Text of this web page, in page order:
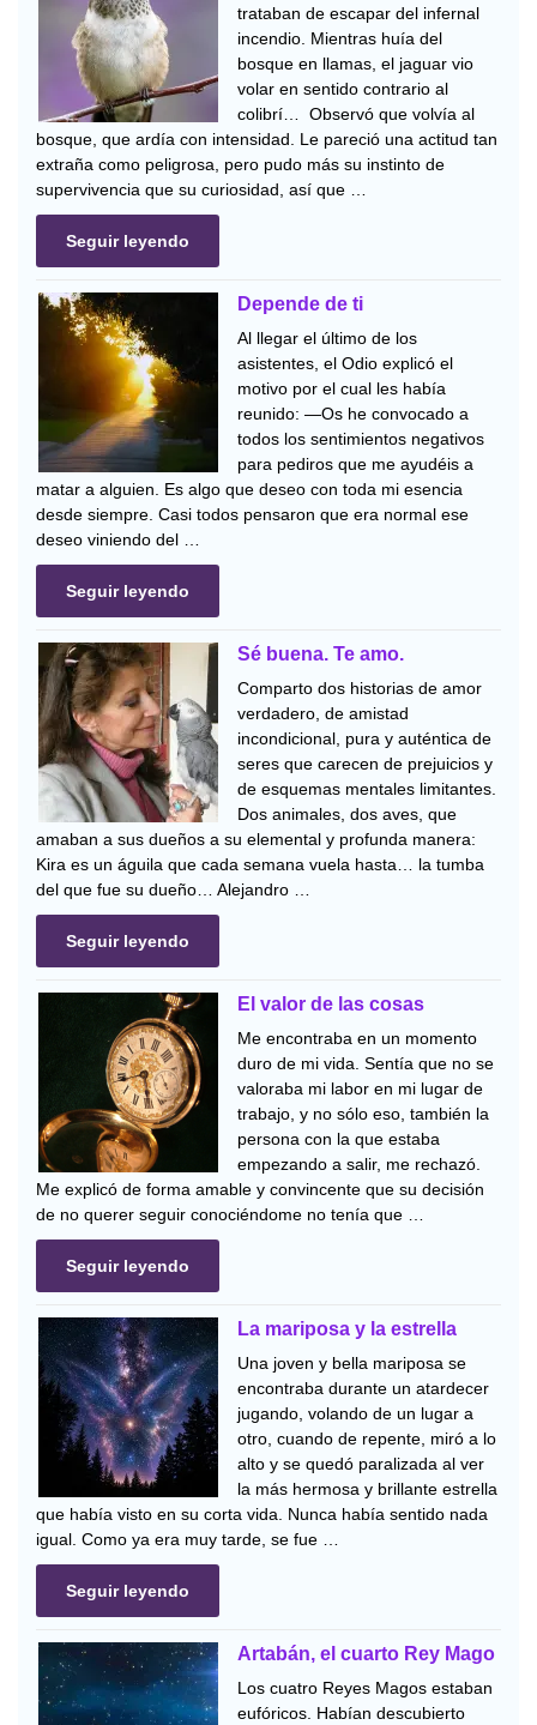
trataban de escapar del infernal
incendio. Mientras huía del
bosque en llamas, el jaguar vio
volar en sentido contrario al
colibrí… Observó que volvía al
bosque, que ardía con intensidad. Le pareció una actitud tan
extraña como peligrosa, pero pudo más su instinto de
supervivencia que su curiosidad, así que …
Seguir leyendo
Depende de ti
Al llegar el último de los
asistentes, el Odio explicó el
motivo por el cual les había
reunido: —Os he convocado a
todos los sentimientos negativos
para pediros que me ayudéis a
matar a alguien. Es algo que deseo con toda mi esencia
desde siempre. Casi todos pensaron que era normal ese
deseo viniendo del …
Seguir leyendo
Sé buena. Te amo.
Comparto dos historias de amor
verdadero, de amistad
incondicional, pura y auténtica de
seres que carecen de prejuicios y
de esquemas mentales limitantes.
Dos animales, dos aves, que
amaban a sus dueños a su elemental y profunda manera:
Kira es un águila que cada semana vuela hasta… la tumba
del que fue su dueño… Alejandro …
Seguir leyendo
El valor de las cosas
Me encontraba en un momento
duro de mi vida. Sentía que no se
valoraba mi labor en mi lugar de
trabajo, y no sólo eso, también la
persona con la que estaba
empezando a salir, me rechazó.
Me explicó de forma amable y convincente que su decisión
de no querer seguir conociéndome no tenía que …
Seguir leyendo
La mariposa y la estrella
Una joven y bella mariposa se
encontraba durante un atardecer
jugando, volando de un lugar a
otro, cuando de repente, miró a lo
alto y se quedó paralizada al ver
la más hermosa y brillante estrella
que había visto en su corta vida. Nunca había sentido nada
igual. Como ya era muy tarde, se fue …
Seguir leyendo
Artabán, el cuarto Rey Mago
Los cuatro Reyes Magos estaban
eufóricos. Habían descubierto